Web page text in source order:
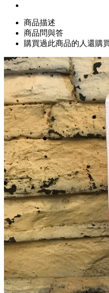
商品描述
商品問與答
購買過此商品的人還購